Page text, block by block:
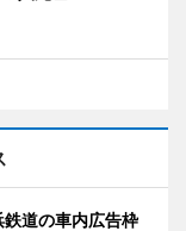
鉄道の車内広告枠